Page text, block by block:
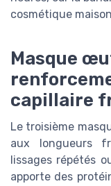
cosmétique
Masque
capillaire
Le troisième
aux longueurs
lissages répétés
apporte des